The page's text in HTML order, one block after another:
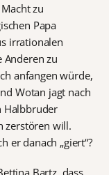
zu
Papa
irrationalen
Anderen zu
anfangen würde,
Wotan jagt nach
Halbbruder
zerstören will.
er danach „giert“?